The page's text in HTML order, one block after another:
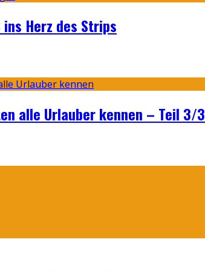
ins Herz des Strips
alle Urlauber kennen – Teil 3/3